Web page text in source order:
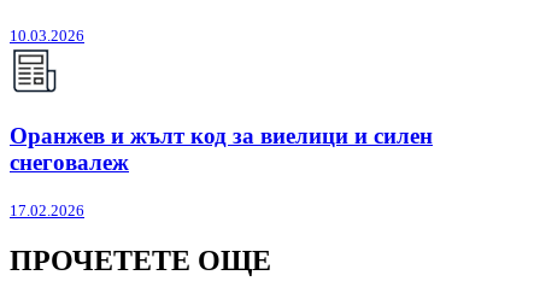
10.03.2026
Оранжев и жълт код за виелици и силен
снеговалеж
17.02.2026
ПРОЧЕТЕТЕ ОЩЕ